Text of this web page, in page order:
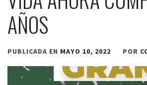
AÑOS
PUBLICADA EN MAYO 10, 2022 POR